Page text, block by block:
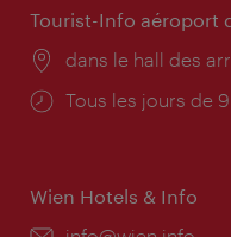
Tourist-Info aéroport
Lieu:
dans le hall des
Horaires
Tous les jours de
Wien Hotels & Info